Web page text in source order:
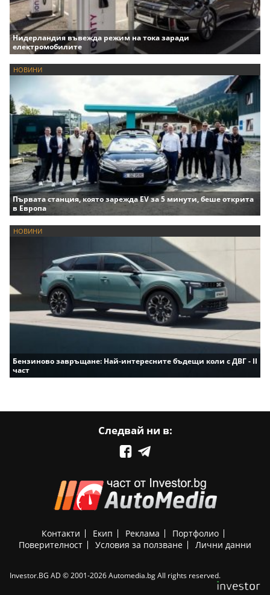
Нидерландия въвежда режим на тока заради
електромобилите
НОВИНИ
Първата станция, която зарежда EV за 5 минути, беше открита
в Европа
НОВИНИ
Бензиново завръщане: Най-интересните бъдещи коли с ДВГ - II
част
Следвай ни в:
Контакти Екип Реклама
Портфолио
Поверителност
Условия за ползване Лични данни
Investor.BG AD © 2001-2026 Automedia.bg All rights reserved.